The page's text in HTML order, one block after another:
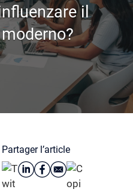
il
Partager l’article